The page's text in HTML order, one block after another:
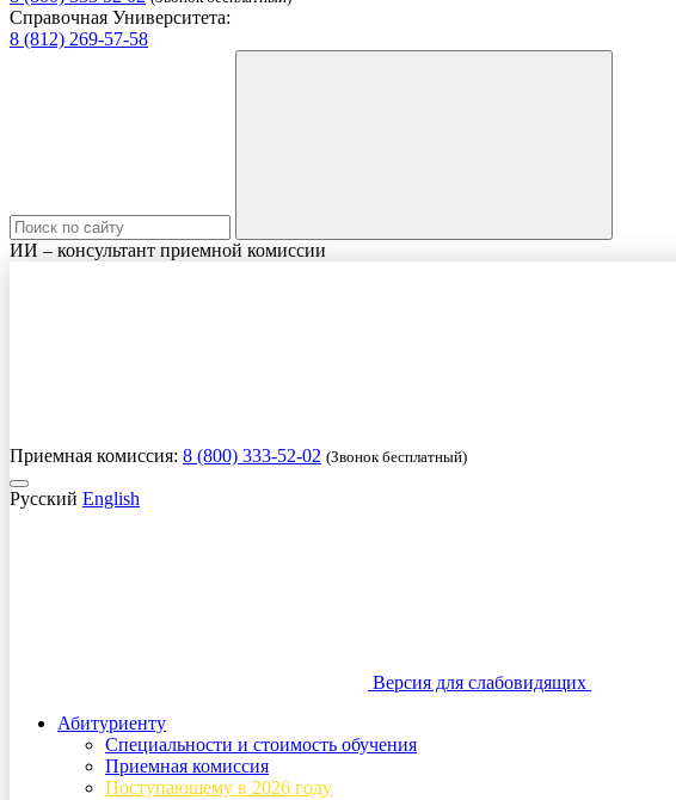
Справочная Университета:
8 (812) 269-57-58
ИИ – консультант приемной комиссии
Приемная комиссия: 8 (800) 333-52-02 (Звонок бесплатный)
Русский English
Версия для слабовидящих
Абитуриенту
Специальности и стоимость обучения
Приемная комиссия
Поступающему в 2026 году